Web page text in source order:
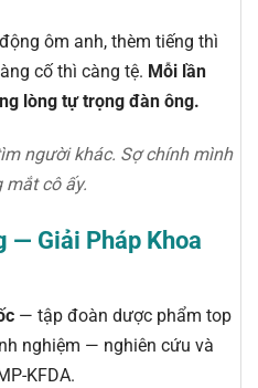
ôm anh, thèm tiếng thì
cố thì càng tệ. Mỗi lần
lòng tự trọng đàn ông.
người khác. Sợ chính mình
mắt cô ấy.
— Giải Pháp Khoa
— tập đoàn dược phẩm top
nghiệm — nghiên cứu và
KFDA.